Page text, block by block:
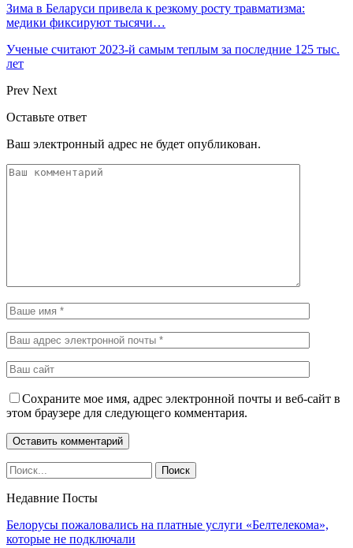
Зима в Беларуси привела к резкому росту травматизма:
медики фиксируют тысячи…
Ученые считают 2023-й самым теплым за последние 125 тыс.
лет
Prev Next
Оставьте ответ
Ваш электронный адрес не будет опубликован.
Сохраните мое имя, адрес электронной почты и веб-сайт в
этом браузере для следующего комментария.
Недавние Посты
Белорусы пожаловались на платные услуги «Белтелекома»,
которые не подключали